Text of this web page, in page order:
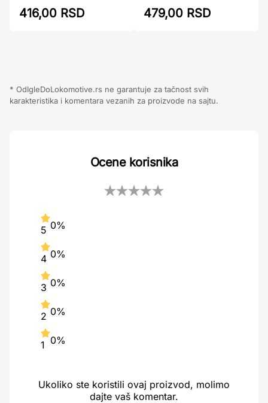
416,00 RSD 479,00 RSD
* OdIgleDoLokomotive.rs ne garantuje za tačnost svih
karakteristika i komentara vezanih za proizvode na sajtu.
Ocene korisnika
5 0%
4 0%
3 0%
2 0%
1 0%
Ukoliko ste koristili ovaj proizvod, molimo
dajte vaš komentar.